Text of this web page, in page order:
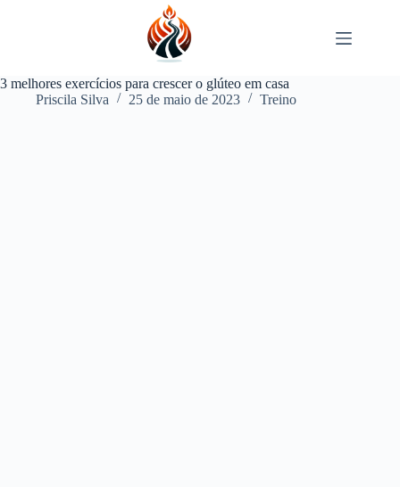
3 melhores exercícios para crescer o glúteo em casa
Priscila Silva
25 de maio de 2023 Treino